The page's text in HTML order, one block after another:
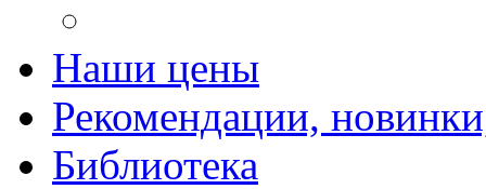
Наши цены
Рекомендации,
Библиотека